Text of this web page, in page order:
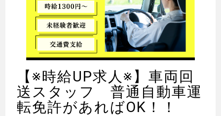
【※時給UP求人※】車両回
送スタッフ 普通自動車運
転免許があればOK！！